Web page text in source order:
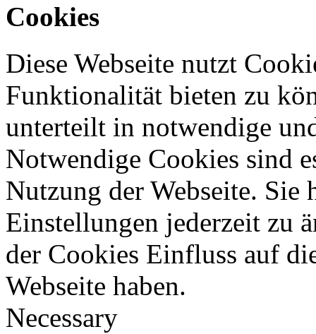
Cookies
Diese Webseite nutzt
Funktionalität bieten zu
unterteilt in notwendige
Notwendige Cookies sind
Nutzung der Webseite.
Einstellungen jederzeit zu
der Cookies Einfluss auf
Webseite haben.
Necessary